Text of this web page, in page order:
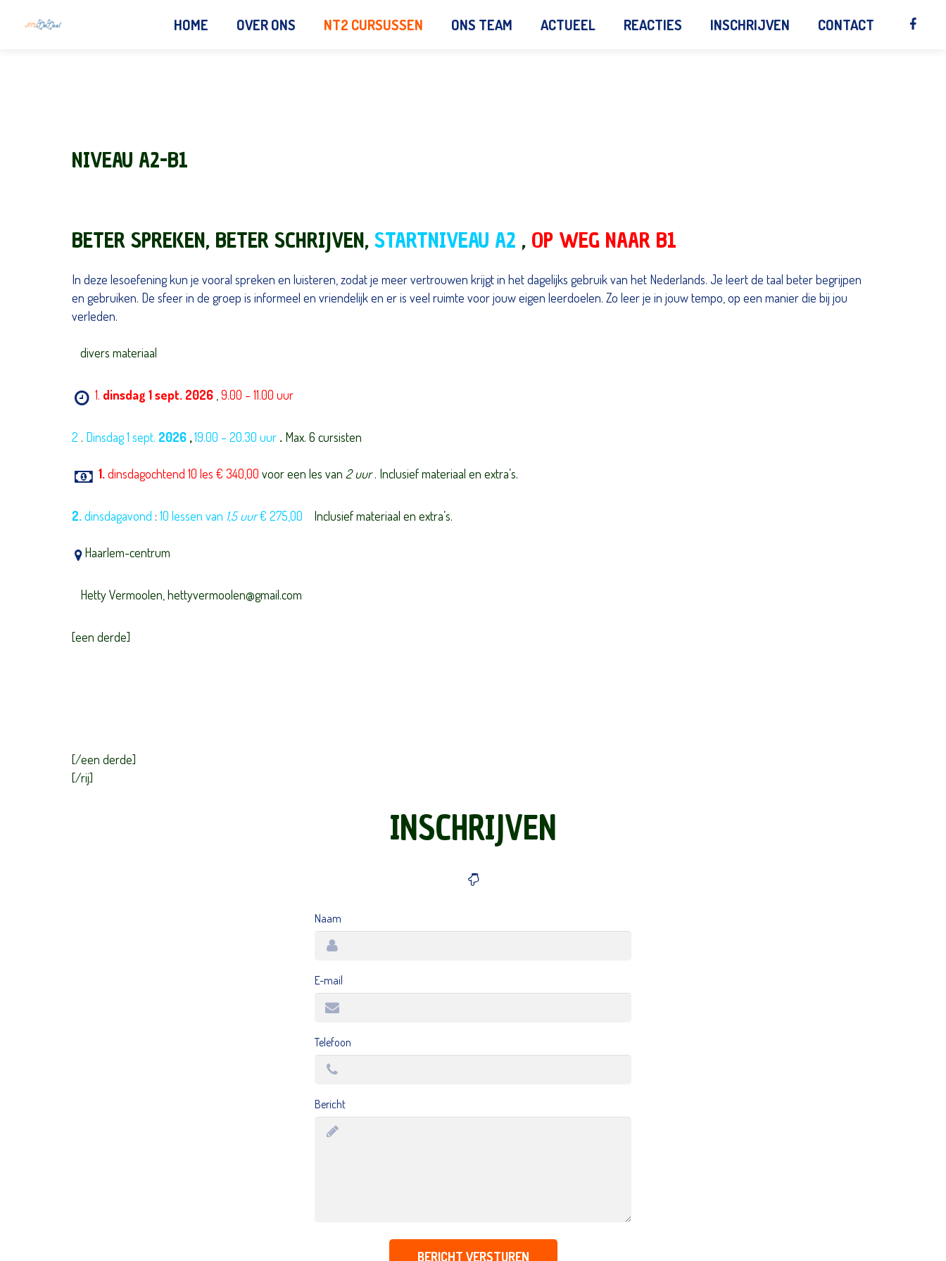
HOME OVER ONS NT2 CURSUSSEN ONS TEAM ACTUEEL REACTIES INSCHRIJVEN CONTACT
NIVEAU A2-B1
BETER SPREKEN, BETER SCHRIJVEN,STARTNIVEAU A2 , OP WEG NAAR B1
In deze lesoefening kun je vooral spreken en luisteren, zodat je meer vertrouwen krijgt in het dagelijks gebruik van het Nederlands. Je leert de taal beter begrijpen
en gebruiken. De sfeer in de groep is informeel en vriendelijk en er is veel ruimte voor jouw eigen leerdoelen. Zo leer je in jouw tempo, op een manier die bij jou
verleden.
divers materiaal
1. dinsdag 1 sept. 2026 9.00 – 11.00 uur
2 . Dinsdag 1 sept. 2026 ,19.00 – 20.30 uur . Max. 6 cursisten
1.dinsdagochtend 10 les € 340,00 voor een les van 2 uur. Inclusief materiaal en extra’s.
2.dinsdagavond : 10 lessen van 1,5 uur€ 275,00 Inclusief materiaal en extra’s.
Haarlem-centrum
Hetty Vermoolen, hettyvermoolen@gmail.com
[een derde]
[/een derde]
[/rij]
INSCHRIJVEN
Naam
E-mail
Telefoon
Bericht
BERICHT VERSTUREN